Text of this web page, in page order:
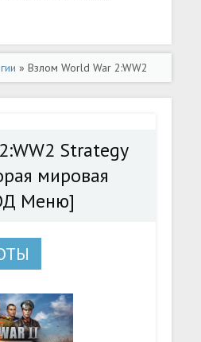
» Взлом World War 2:WW2
мировая война) [МОД Меню] -
Strategy
мировая
Меню]